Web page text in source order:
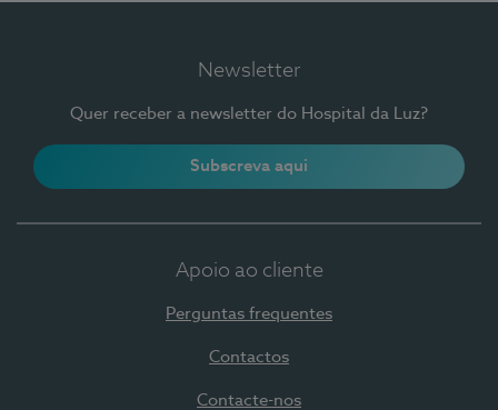
Newsletter
Quer receber a newsletter do Hospital da Luz?
Subscreva aqui
Apoio ao cliente
Perguntas frequentes
Contactos
Contacte-nos